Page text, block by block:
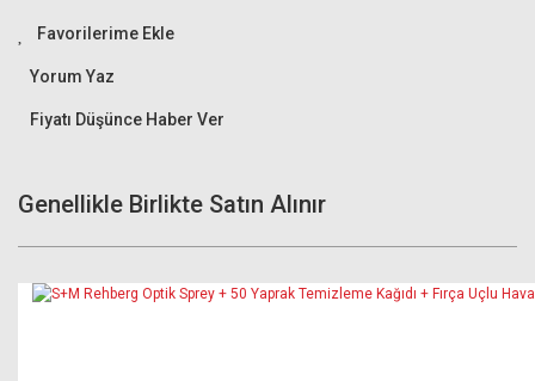
Yorum Yaz
Fiyatı Düşünce Haber Ver
Genellikle Birlikte Satın Alınır